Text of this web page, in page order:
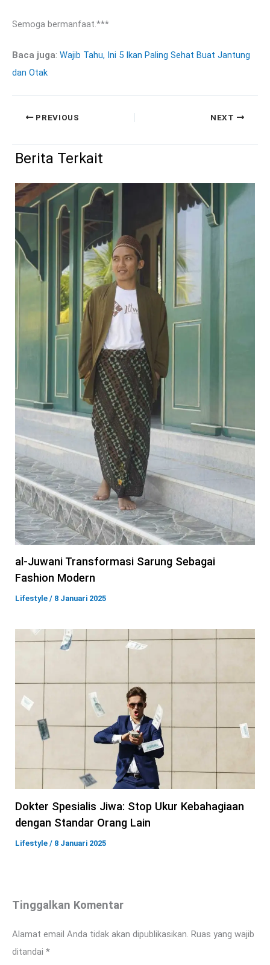
Semoga bermanfaat.***
Baca juga: Wajib Tahu, Ini 5 Ikan Paling Sehat Buat Jantung
dan Otak
PREVIOUS NEXT
Berita Terkait
al-Juwani Transformasi Sarung Sebagai
Fashion Modern
Lifestyle / 8 Januari 2025
Dokter Spesialis Jiwa: Stop Ukur Kebahagiaan
dengan Standar Orang Lain
Lifestyle / 8 Januari 2025
Tinggalkan Komentar
Alamat email Anda tidak akan dipublikasikan. Ruas yang wajib
ditandai *